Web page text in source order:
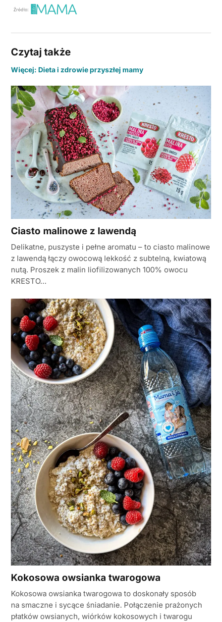
Czytaj także
Więcej: Dieta i zdrowie przyszłej mamy
Ciasto malinowe z lawendą
Delikatne, puszyste i pełne aromatu – to ciasto malinowe
z lawendą łączy owocową lekkość z subtelną, kwiatową
nutą. Proszek z malin liofilizowanych 100% owocu
KRESTO…
Kokosowa owsianka twarogowa
Kokosowa owsianka twarogowa to doskonały sposób
na smaczne i sycące śniadanie. Połączenie prażonych
płatków owsianych, wiórków kokosowych i twarogu